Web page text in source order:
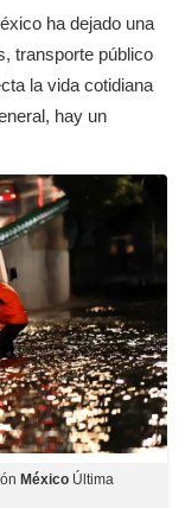
ha dejado una
transporte público
la vida cotidiana
hay un
México Última